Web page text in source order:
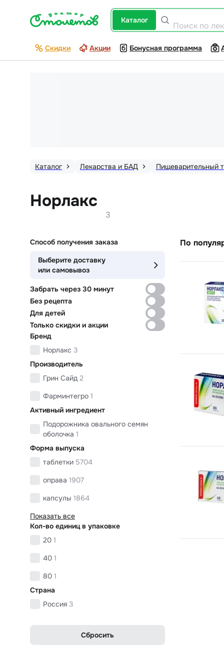
каталог
Поиск по
Скидки Акции Бонусная программа
Каталог Лекарства и БАД Пищеварительный
Норлакс
3
Способ получения заказа
Выберите доставку
или самовывоз
Забрать через 30 минут
Без рецепта
Для детей
Только скидки и акции
Бренд
Норлакс 3
Производитель
Грин Сайд 2
Фарминтегро 1
Активный ингредиент
Подорожника овального семян
оболочка 1
Форма выпуска
таблетки 5704
оправа 1907
капсулы 1864
Показать все
Кол-во единиц в упаковке
20 1
40 1
80 1
Страна
Россия 3
Сбросить
По